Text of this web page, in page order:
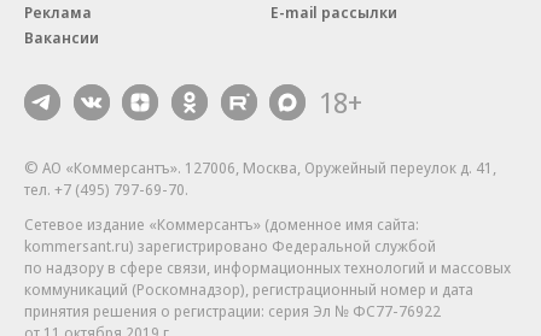
Реклама
Вакансии
E-mail рассылки
18+
© АО «Коммерсантъ». 127006, Москва, Оружейный переулок д. 41,
тел. +7 (495) 797-69-70.
Сетевое издание «Коммерсантъ» (доменное имя сайта:
kommersant.ru) зарегистрировано Федеральной службой
по надзору в сфере связи, информационных технологий и массовых
коммуникаций (Роскомнадзор), регистрационный номер и дата
принятия решения о регистрации: серия Эл № ФС77-76922